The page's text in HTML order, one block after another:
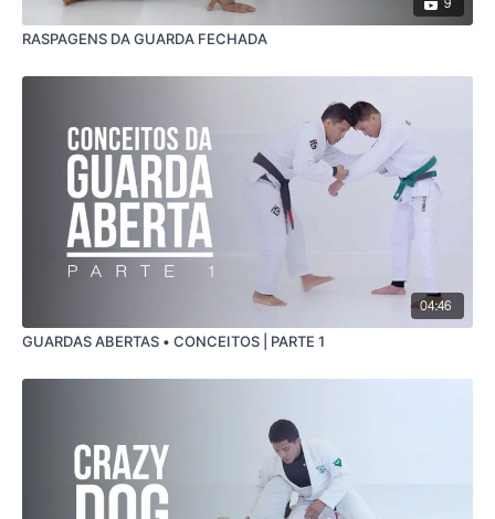
RASPAGENS DA GUARDA FECHADA
04:46
GUARDAS ABERTAS • CONCEITOS | PARTE 1